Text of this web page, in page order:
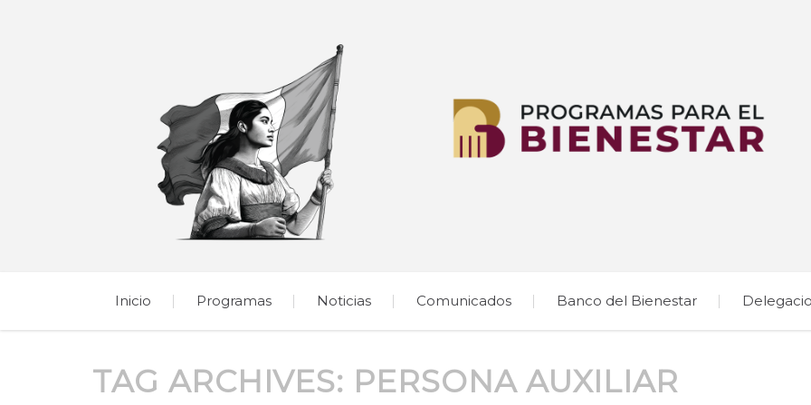
Inicio Programas Noticias Comunicados Banco del Bienestar
TAG ARCHIVES: PERSONA AUXILIAR